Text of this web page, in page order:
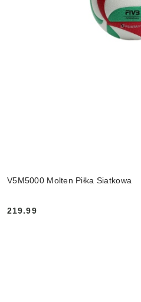
V5M5000 Molten Piłka Siatkowa
Cena:
219.99